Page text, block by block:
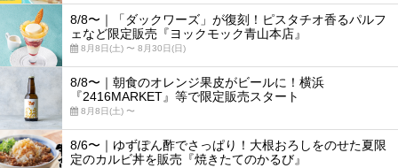
8/8〜｜「ダックワーズ」が復刻！ピスタチオ香るパルフ
ェなど限定販売『ヨックモック青山本店』
8月8日(土) 〜 8月30日(日)
8/8〜｜朝食のオレンジ果皮がビールに！横浜
『2416MARKET』等で限定販売スタート
8月8日(土) 〜
8/6〜｜ゆずぽん酢でさっぱり！大根おろしをのせた夏限
定のカルビ丼を販売『焼きたてのかるび』